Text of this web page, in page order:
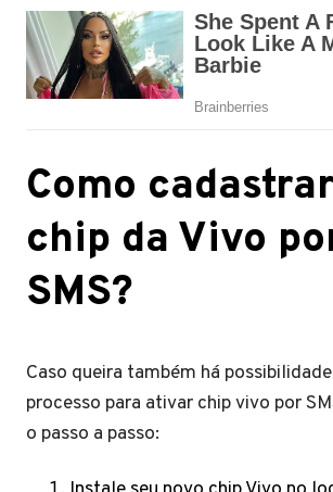
Como
chip da Vivo
SMS?
Caso queira também há
processo para ativar chip vivo por
o passo a passo: